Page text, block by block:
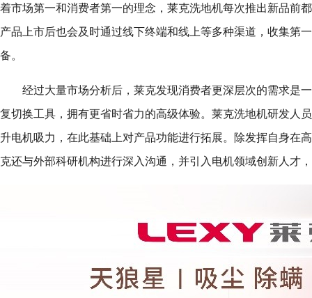
着市场第一和消费者第一的理念，莱克洗地机每次推出新品前
产品上市后也会及时通过线下终端和线上等多种渠道，收集第
备。
经过大量市场分析后，莱克发现消费者更深层次的需求是
复切换工具，拥有更省时省力的高级体验。莱克洗地机研发人
升电机吸力，在此基础上对产品功能进行拓展。除发挥自身在
克还与外部科研机构进行深入沟通，并引入电机领域创新人才